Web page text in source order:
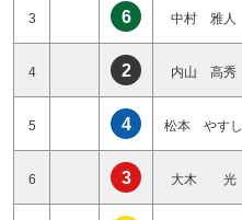
3 6 中村 雅人
4 2 内山 高秀
5 4 松本 やすし
6 3 大木 光